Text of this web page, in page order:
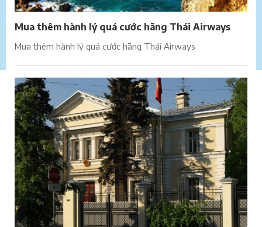
Mua thêm hành lý quá cước hãng Thái Airways
Mua thêm hành lý quá cước hãng Thái Airways